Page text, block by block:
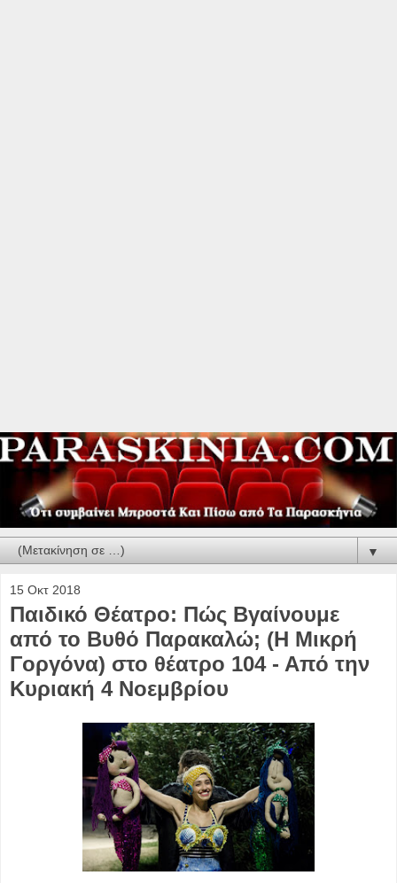
▼
15 Οκτ 2018
Παιδικό Θέατρο: Πώς Βγαίνουμε
από το Βυθό Παρακαλώ; (Η Μικρή
Γοργόνα) στο θέατρο 104 - Από την
Κυριακή 4 Νοεμβρίου